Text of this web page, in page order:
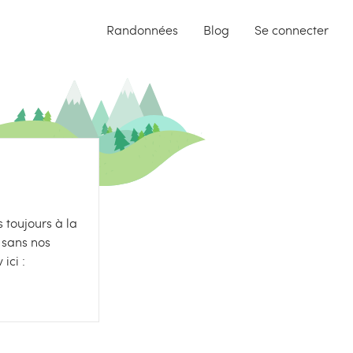
Randonnées Blog Se connecter
toujours à la
nos
ici :